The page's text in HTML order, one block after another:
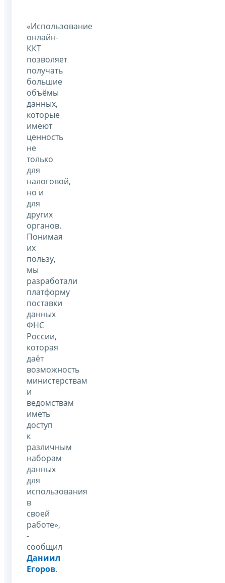
«Использование
онлайн-
ККТ
позволяет
получать
большие
объёмы
данных,
которые
имеют
ценность
не
только
для
налоговой,
но и
для
других
органов.
Понимая
их
пользу,
мы
разработали
платформу
поставки
данных
ФНС
России,
которая
даёт
возможность
министерствам
и
ведомствам
иметь
доступ
к
различным
наборам
данных
для
использования
в
своей
работе»,
-
сообщил
Даниил
Егоров.